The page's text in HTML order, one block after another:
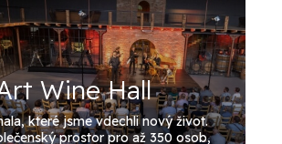
Wine Hall
které jsme vdechli nový život.
prostor pro až 350 osob,